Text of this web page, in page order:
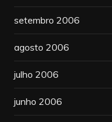
setembro 2006
agosto 2006
julho 2006
junho 2006